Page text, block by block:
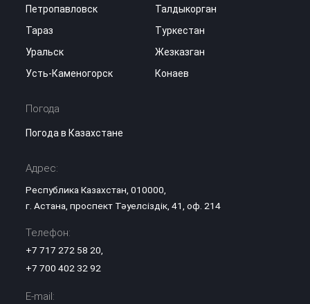
Петропавловск
Талдыкорган
Тараз
Туркестан
Уральск
Жезказган
Усть-Каменогорск
Конаев
Погода
Погода в Казахстане
Адрес:
Республика Казахстан, 010000,
г. Астана, проспект Тәуелсіздік, 41, оф. 214
Телефон:
+7 717 272 58 20
+7 700 402 32 92
E-mail: